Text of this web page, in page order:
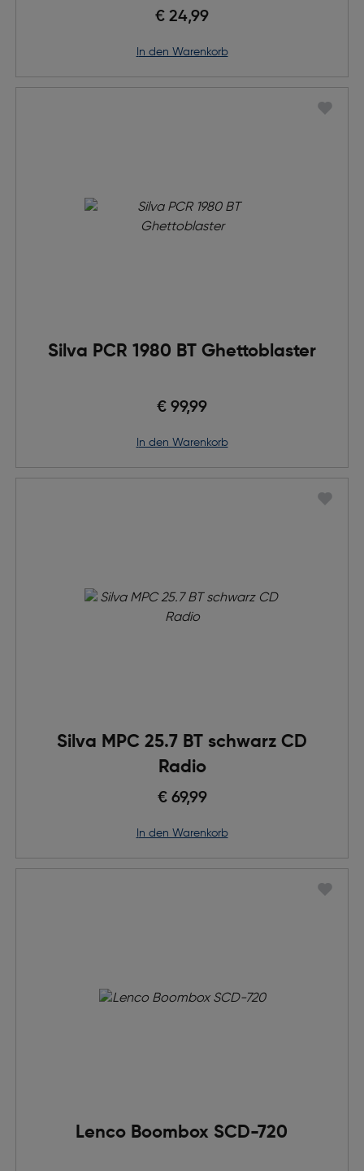
€ 24,99
in den Warenkorb
Silva PCR 1980 BT Ghettoblaster
€ 99,99
in den Warenkorb
Silva MPC 25.7 BT schwarz CD
Radio
€ 69,99
in den Warenkorb
Lenco Boombox SCD-720